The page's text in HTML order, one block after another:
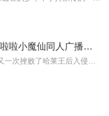
小魔仙的战争时代（巴啦啦小魔仙同人广播剧）